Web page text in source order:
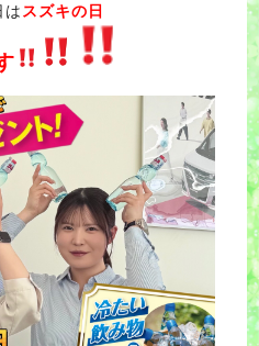
は スズキの日